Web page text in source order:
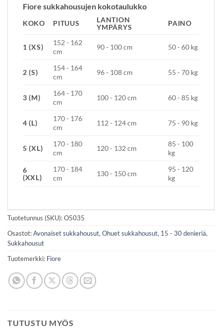
Fiore sukkahousujen kokotaulukko
KOKO PITUUS
LANTION
YMPÄRYS
PAINO
1 (XS)
152 - 162
cm
90 - 100 cm 50 - 60 kg
2 (S)
154 - 164
cm
96 - 108 cm 55 - 70 kg
3 (M)
164 - 170
cm
100 - 120 cm 60 - 85 kg
4 (L)
170 - 176
cm
112 - 124 cm 75 - 90 kg
5 (XL)
170 - 180
cm
120 - 132 cm
85 - 100
kg
6
(XXL)
170 - 184
cm
130 - 150 cm
95 - 120
kg
Tuotetunnus (SKU):O5035
Osastot:Avonaiset sukkahousut,Ohuet sukkahousut, 15 - 30 denieriä,
Sukkahousut
Tuotemerkki: Fiore
TUTUSTU MYÖS